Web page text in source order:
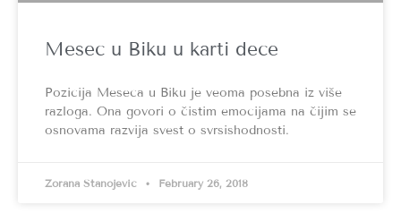
Mesec u Biku u karti dece
Pozicija Meseca u Biku je veoma posebna iz više
razloga. Ona govori o čistim emocijama na čijim se
osnovama razvija svest o svrsishodnosti.
Zorana Stanojević February 26, 2018